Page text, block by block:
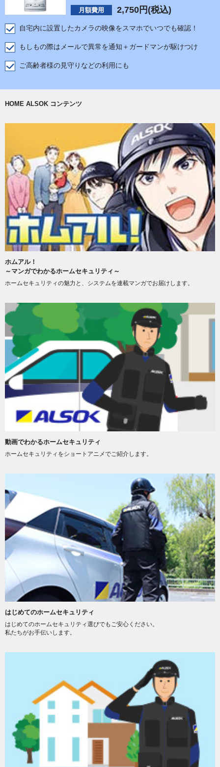
月額費用 2,750 円(税込)
自宅内に設置したカメラの映像をスマホでいつでも確認！
もしもの際はメールで異常を通知＋ガードマンが駆けつけ
ご高齢者様の見守りなどの利用にも
HOME ALSOK コンテンツ
ホムアル！
～マンガでわかるホームセキュリティ～
ホームセキュリティの魅力と、システムを連載マンガでお届けします。
動画でわかるホームセキュリティ
ホームセキュリティをショートアニメでご紹介します。
はじめてのホームセキュリティ
はじめてのホームセキュリティ選びでもご安心ください。
私たちがお手伝いします。